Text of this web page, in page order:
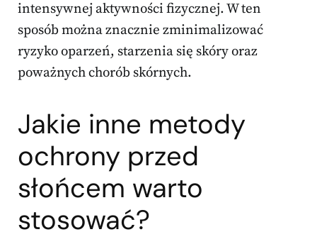
intensywnej aktywności fizycznej. W ten
sposób można znacznie zminimalizować
ryzyko oparzeń, starzenia się skóry oraz
poważnych chorób skórnych.
Jakie inne metody
ochrony przed
słońcem warto
stosować?